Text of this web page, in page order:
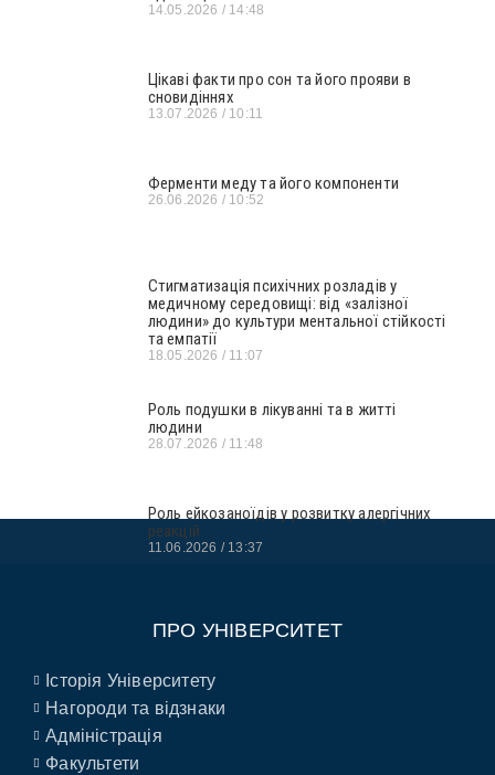
14.05.2026 14:48
Цікаві факти про сон та його прояви в
сновидіннях
13.07.2026 10:11
Ферменти меду та його компоненти
26.06.2026 10:52
Стигматизація психічних розладів у
медичному середовищі: від «залізної
людини» до культури ментальної стійкості
та емпатії
18.05.2026 11:07
Роль подушки в лікуванні та в житті
людини
28.07.2026 11:48
Роль ейкозаноїдів у розвитку алергічних
реакцій
11.06.2026 13:37
ПРО УНІВЕРСИТЕТ
Історія Університету
Нагороди та відзнаки
Адміністрація
Факультети